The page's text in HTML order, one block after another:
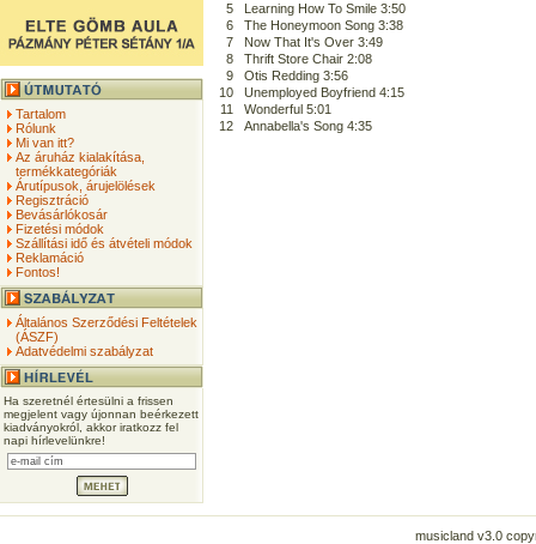
Tartalom
Rólunk
Mi van itt?
Az áruház kialakítása,
termékkategóriák
Árutípusok, árujelölések
Regisztráció
Bevásárlókosár
Fizetési módok
Szállítási idő és átvételi módok
Reklamáció
Fontos!
Általános Szerződési Feltételek
(ÁSZF)
Adatvédelmi szabályzat
Ha szeretnél értesülni a frissen
megjelent vagy újonnan beérkezett
kiadványokról, akkor iratkozz fel
napi hírlevelünkre!
5
Learning How To Smile 3:50
6
The Honeymoon Song 3:38
7
Now That It's Over 3:49
8
Thrift Store Chair 2:08
9
Otis Redding 3:56
10
Unemployed Boyfriend 4:15
11
Wonderful 5:01
12
Annabella's Song 4:35
musicland v3.0